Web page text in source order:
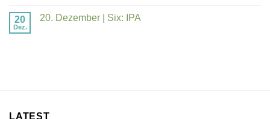
20
Dez.
20. Dezember | Six: IPA
LATEST